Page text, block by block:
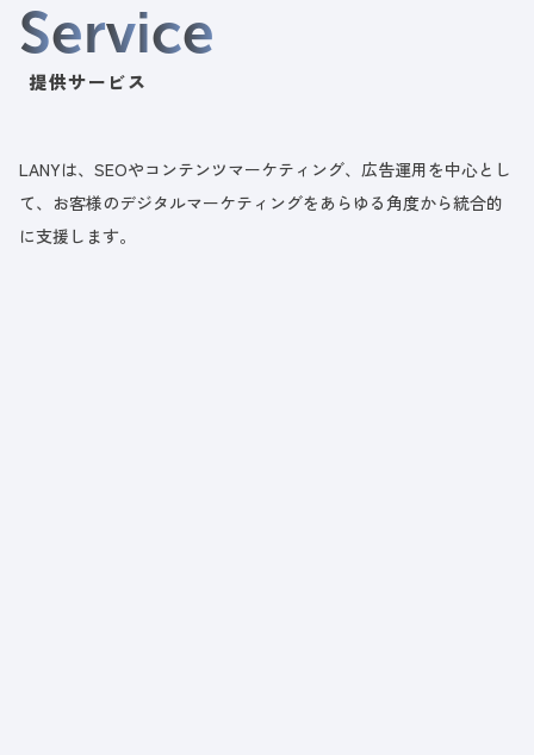
Service
提供サービス
LANYは、SEOやコンテンツマーケティング、広告運用を中心とし
て、お客様のデジタルマーケティングをあらゆる角度から統合的
に支援します。